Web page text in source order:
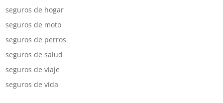
seguros de hogar
seguros de moto
seguros de perros
seguros de salud
seguros de viaje
seguros de vida